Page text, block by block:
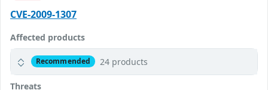
CVE-2009-1307
Affected products
Recommended 24 products
Threats